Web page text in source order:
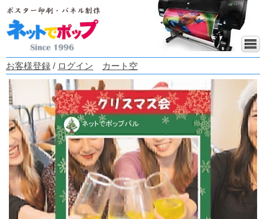
お客様登録 / ログイン カート空